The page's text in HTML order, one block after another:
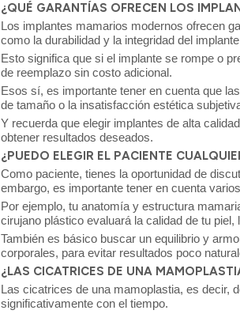
¿QUÉ GARANTÍAS OFRECEN LOS
Los implantes mamarios modernos ofrecen
como la durabilidad y la integridad del
Esto significa que si el implante se rompe o
de reemplazo sin costo adicional.
Esos sí, es importante tener en cuenta que
de tamaño o la insatisfacción estética
Y recuerda que elegir implantes de alta
obtener resultados deseados.
¿PUEDO ELEGIR EL PACIENTE
Como paciente, tienes la oportunidad de
embargo, es importante tener en cuenta
Por ejemplo, tu anatomía y estructura
cirujano plástico evaluará la calidad de tu
También es básico buscar un equilibrio y
corporales, para evitar resultados poco
¿LAS CICATRICES DE UNA
Las cicatrices de una mamoplastia, es decir,
significativamente con el tiempo.